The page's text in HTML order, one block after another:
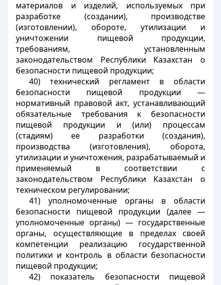
материалов и изделий, используемых при
разработке (создании), производстве
(изготовлении), обороте, утилизации и
уничтожении пищевой продукции,
требованиям, установленным
законодательством Республики Казахстан о
безопасности пищевой продукции;
40) технический регламент в области
безопасности пищевой продукции —
нормативный правовой акт, устанавливающий
обязательные требования к безопасности
пищевой продукции и (или) процессам
(стадиям) ее разработки (создания),
производства (изготовления), оборота,
утилизации и уничтожения, разрабатываемый и
применяемый в соответствии с
законодательством Республики Казахстан о
техническом регулировании;
41) уполномоченные органы в области
безопасности пищевой продукции (далее —
уполномоченные органы) — государственные
органы, осуществляющие в пределах своей
компетенции реализацию государственной
политики и контроль в области безопасности
пищевой продукции;
42) показатель безопасности пищевой